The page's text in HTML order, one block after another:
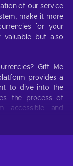
of our service
make it more
for your
but also
Gift Me
provides a
to dive into the
the process of
accessible and
such as